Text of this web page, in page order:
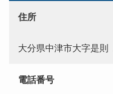
住所
大分県中津市大字是則
電話番号